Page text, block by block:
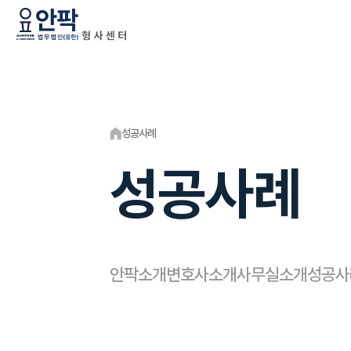
성공사례
성공사례
안팍소개변호사소개사무실소개성공